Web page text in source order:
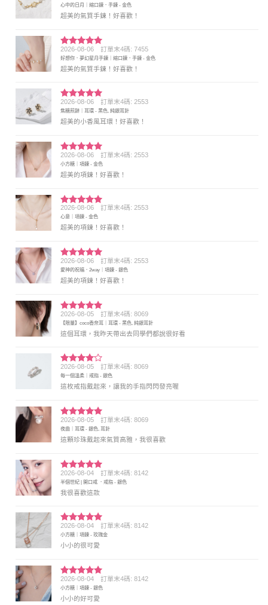
分 5
心中的日月｜縮口鍊．手鍊 - 金色
超美的氣質手鍊！好喜歡！
評分5滿
分 5
2026-08-06 訂單末4碼: 7455
好想你．夢幻星月手鍊｜縮口鍊．手鍊 - 金色
超美的氣質手鍊！好喜歡！
評分5 滿
分 5
2026-08-06 訂單末4碼: 2553
焦糖煎餅｜耳環 - 黑色, 純銀耳針
超美的小香風耳環！好喜歡！
評分5 滿
分 5
2026-08-06 訂單末4碼: 2553
小方糖｜項鍊 - 金色
超美的項鍊！好喜歡！
評分5 滿
分 5
2026-08-06 訂單末4碼: 2553
心意｜項鍊 - 金色
超美的項鍊！好喜歡！
評分5 滿
分 5
2026-08-06 訂單末4碼: 2553
愛神的祝福．2way｜項鍊 - 銀色
超美的項鍊！好喜歡！
評分5滿
分 5
2026-08-05 訂單末4碼: 8069
【限量】coco香奈耳｜耳環 - 黑色, 純銀耳針
這個耳環，我昨天帶出去同學們都說很好看
評分4
滿分 5
2026-08-05 訂單末4碼: 8069
每一個溫柔｜戒指 - 銀色
這枚戒指戴起來，讓我的手指閃閃發亮喔
評分5 滿
分 5
2026-08-05 訂單末4碼: 8069
夜曲｜耳環 - 銀色, 耳針
這顆珍珠戴起來氣質高雅，我很喜歡
評分5滿
分 5
2026-08-04 訂單末4碼: 8142
半個世紀 | 開口戒 ．戒指 - 銀色
我很喜歡這款
評分5 滿
分 5
2026-08-04 訂單末4碼: 8142
小方糖｜項鍊 - 玫瑰金
小小的很可愛
評分5 滿
分 5
2026-08-04 訂單末4碼: 8142
小方糖｜項鍊 - 銀色
小小的好可愛